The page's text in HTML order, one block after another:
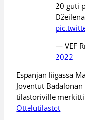
20 gūti
— VEF
2022
Espanjan liigassa
Joventut
tilastoriville
Ottelutilastot